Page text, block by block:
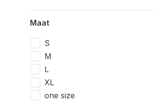
Maat
S
M
L
XL
one size